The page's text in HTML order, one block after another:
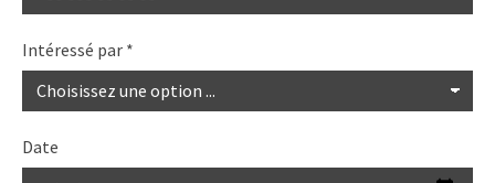
Intéressé par *
Date